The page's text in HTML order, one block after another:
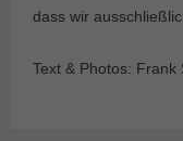
dass wir
Text & Photos: Frank